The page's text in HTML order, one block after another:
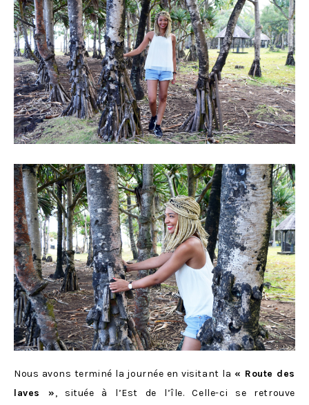
Nous avons terminé la journée en visitant la « Route des
laves », située à l’Est de l’île. Celle-ci se retrouve